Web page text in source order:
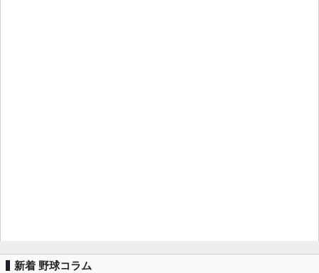
新着 野球コラム